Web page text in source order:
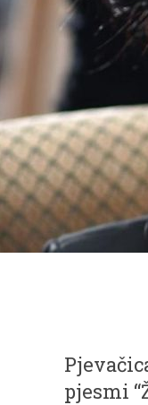
pjesmi